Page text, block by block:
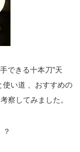
できる十本刀”天
使い道 、おすすめの
察してみました。